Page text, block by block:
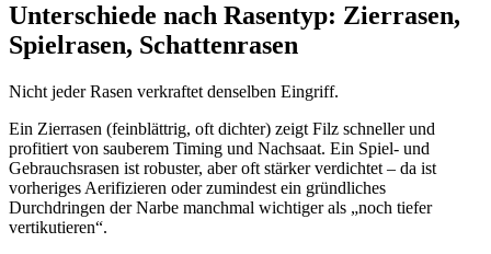
Unterschiede nach Rasentyp: Zierrasen,
Spielrasen, Schattenrasen
Nicht jeder Rasen verkraftet denselben Eingriff.
Ein Zierrasen (feinblättrig, oft dichter) zeigt Filz schneller und
profitiert von sauberem Timing und Nachsaat. Ein Spiel- und
Gebrauchsrasen ist robuster, aber oft stärker verdichtet – da ist
vorheriges Aerifizieren oder zumindest ein gründliches
Durchdringen der Narbe manchmal wichtiger als „noch tiefer
vertikutieren“.